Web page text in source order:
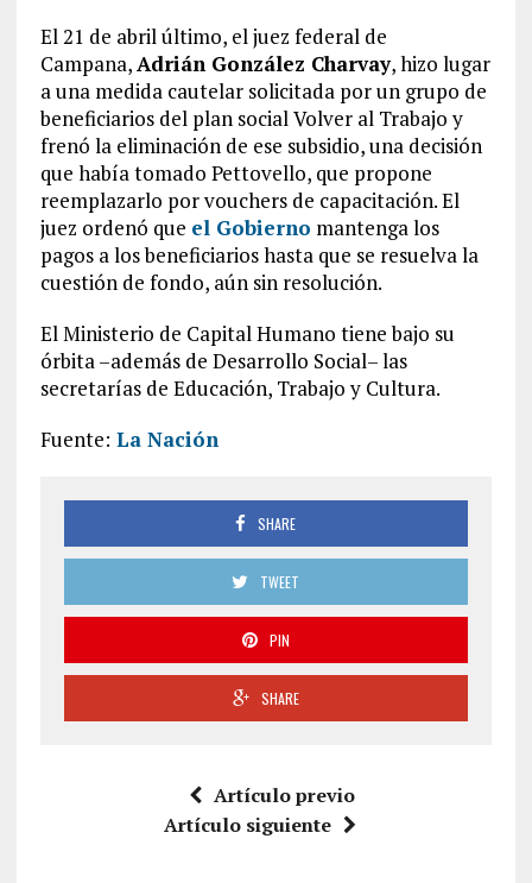
El 21 de abril último, el juez federal de
Campana, Adrián González Charvay, hizo lugar
a una medida cautelar solicitada por un grupo de
beneficiarios del plan social Volver al Trabajo y
frenó la eliminación de ese subsidio, una decisión
que había tomado Pettovello, que propone
reemplazarlo por vouchers de capacitación. El
juez ordenó que el Gobierno mantenga los
pagos a los beneficiarios hasta que se resuelva la
cuestión de fondo, aún sin resolución.
El Ministerio de Capital Humano tiene bajo su
órbita –además de Desarrollo Social– las
secretarías de Educación, Trabajo y Cultura.
Fuente: La Nación
SHARE
TWEET
PIN
SHARE
Artículo previo
Artículo siguiente